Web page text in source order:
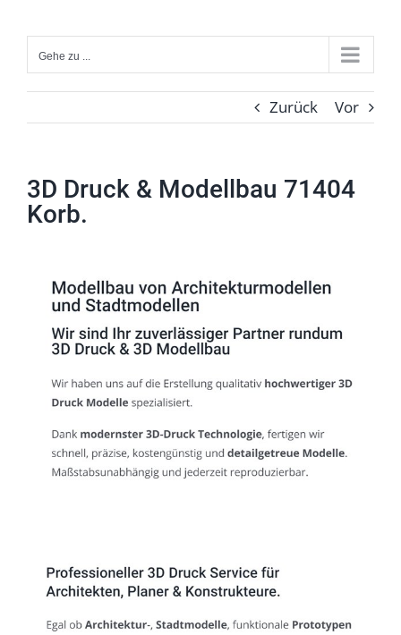
Inhalt
springenGehe zu ...
Zurück Vor
3D Druck & Modellbau 71404
Korb.